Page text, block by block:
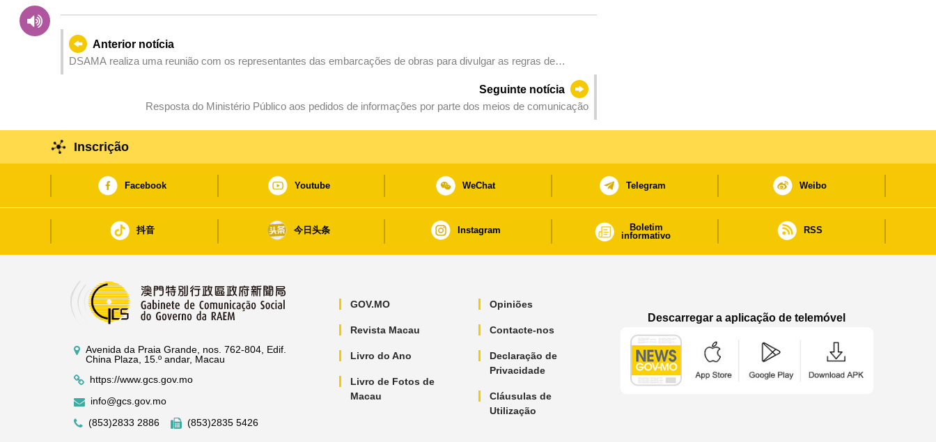
Anterior notícia
DSAMA realiza uma reunião com os representantes das embarcações de obras para divulgar as regras de
Seguinte notícia
Resposta do Ministério Público aos pedidos de informações por parte dos meios de comunicação
Inscrição
Facebook Youtube WeChat Telegram Weibo
抖音 今日头条 Instagram
Boletim
informativo
RSS
Avenida da Praia Grande, nos. 762-804, Edif.
China Plaza, 15.º andar, Macau
https://www.gcs.gov.mo
info@gcs.gov.mo
(853)2833 2886
(853)2835 5426
GOV.MO
Revista Macau
Livro do Ano
Livro de Fotos de
Macau
Opiniões
Contacte-nos
Declaração de
Privacidade
Cláusulas de
Utilização
Descarregar a aplicação de telemóvel